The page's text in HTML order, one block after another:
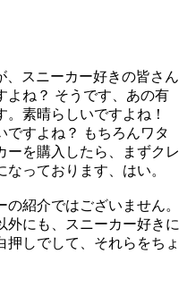
、スニーカー好きの皆さん
よね？ そうです、あの有
素晴らしいですよね！
ですよね？ もちろんワタ
ーを購入したら、まずクレ
っております、はい。
紹介ではございません。
外にも、スニーカー好きに
押しでして、それらをちょ